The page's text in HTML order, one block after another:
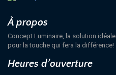
À propos
Concept Luminaire, la solution idéale
pour la touche qui fera la différence!
Heures d’ouverture